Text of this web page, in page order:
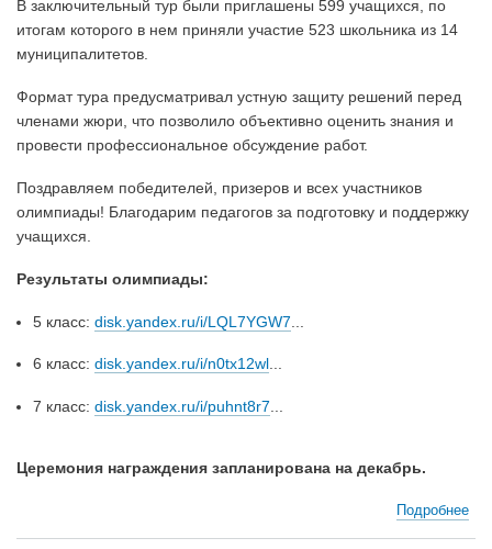
В заключительный тур были приглашены 599 учащихся, по
итогам которого в нем приняли участие 523 школьника из 14
муниципалитетов.
Формат тура предусматривал устную защиту решений перед
членами жюри, что позволило объективно оценить знания и
провести профессиональное обсуждение работ.
Поздравляем победителей, призеров и всех участников
олимпиады! Благодарим педагогов за подготовку и поддержку
учащихся.
Результаты олимпиады:
5 класс: disk.yandex.ru/i/LQL7YGW7
6 класс: disk.yandex.ru/i/n0tx12wl...
7 класс: disk.yandex.ru/i/puhnt8r7
Церемония награждения запланирована на декабрь.
Подробнеео